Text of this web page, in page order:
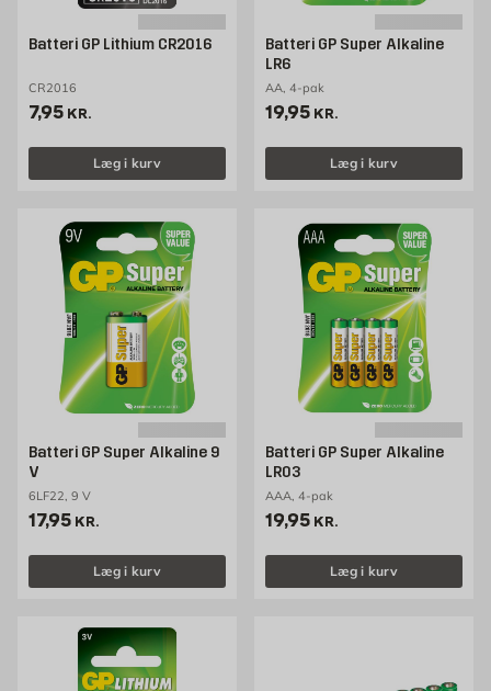
Batteri GP Lithium CR2016
CR2016
Pris 7.95 kr. /stk
7,95 KR.
Læg i kurv
Batteri GP Super Alkaline
LR6
AA, 4-pak
Pris 19.95 kr. /stk
19,95 KR.
Læg i kurv
Batteri GP Super Alkaline 9
V
6LF22, 9 V
Pris 17.95 kr. /stk
17,95 KR.
Læg i kurv
Batteri GP Super Alkaline
LR03
AAA, 4-pak
Pris 19.95 kr. /stk
19,95 KR.
Læg i kurv